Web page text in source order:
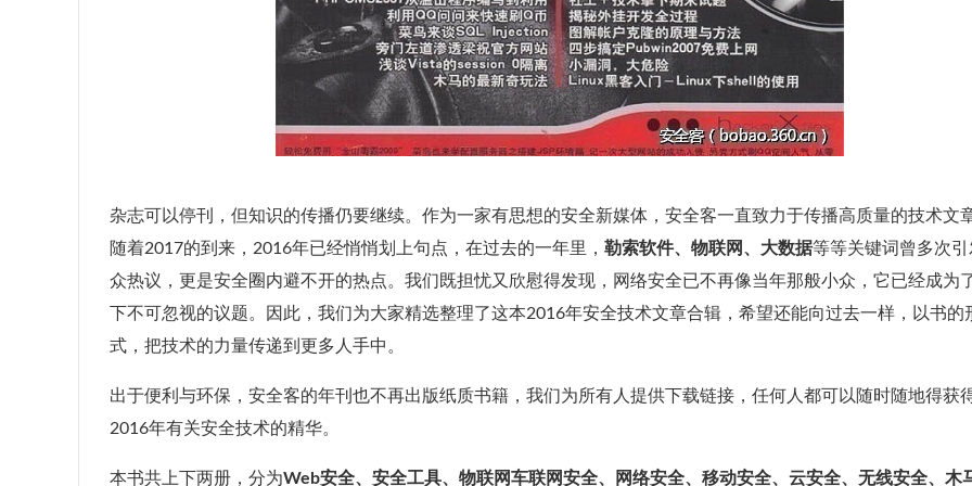
杂志可以停刊，但知识的传播仍要继续。作为一家有思想的安全新媒体，安全客一直致力于传播高质量的技术文章
随着2017的到来，2016年已经悄悄划上句点，在过去的一年里， 勒索软件、物联网、大数据等等关键词曾多次引
众热议，更是安全圈内避不开的热点。我们既担忧又欣慰得发现，网络安全已不再像当年那般小众，它已经成为
下不可忽视的议题。因此，我们为大家精选整理了这本2016年安全技术文章合辑，希望还能向过去一样，以书的
式，把技术的力量传递到更多人手中。
出于便利与环保，安全客的年刊也不再出版纸质书籍，我们为所有人提供下载链接，任何人都可以随时随地得获
2016年有关安全技术的精华。
本书共上下两册，分为Web安全、安全工具、物联网车联网安全、网络安全、移动安全、云安全、无线安全、木